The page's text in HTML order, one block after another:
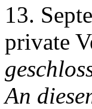
13.
private
An